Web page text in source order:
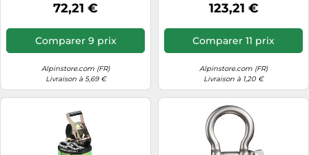
72,21 €
Comparer 9 prix
Alpinstore.com (FR)
Livraison à 5,69 €
123,21 €
Comparer 11 prix
Alpinstore.com (FR)
Livraison à 1,20 €